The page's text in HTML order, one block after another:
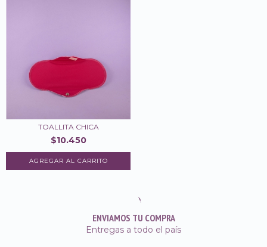
TOALLITA CHICA
$10.450
ENVIAMOS TU COMPRA
Entregas a todo el país